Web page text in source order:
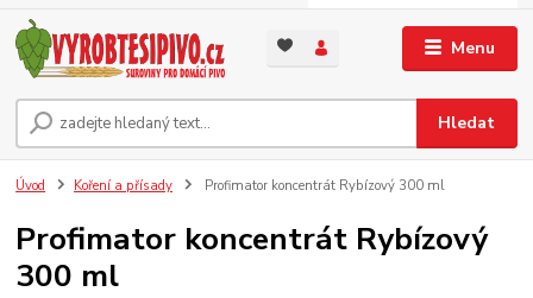
Menu
Hledat
Úvod Koření a přísady Profimator koncentrát Rybízový 300 ml
Profimator koncentrát Rybízový
300 ml